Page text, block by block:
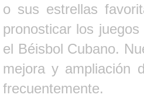
o sus estrellas
pronosticar los
el Béisbol Cubano.
mejora y ampliación
frecuentemente.